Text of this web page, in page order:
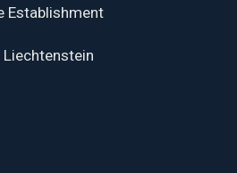
Establishment
Liechtenstein